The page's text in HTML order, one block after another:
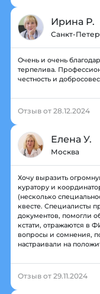
Ирина Р.
Санкт-
Очень и очень
терпелива.
честность и
Отзыв от 28.12.2024
Елена У.
Москва
Хочу выразить
куратору и
(несколько
квесте. Специалисты
документов, помогли
кстати, отражаются в
вопросы и сомнения,
настраивали на
Отзыв от 29.11.2024